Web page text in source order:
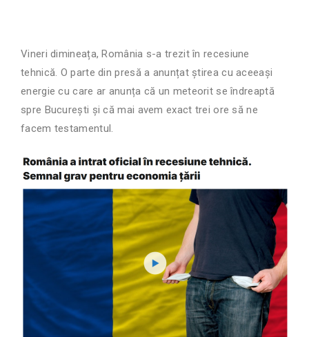
Vineri dimineața, România s-a trezit în recesiune
tehnică. O parte din presă a anunțat știrea cu aceeași
energie cu care ar anunța că un meteorit se îndreaptă
spre București și că mai avem exact trei ore să ne
facem testamentul.